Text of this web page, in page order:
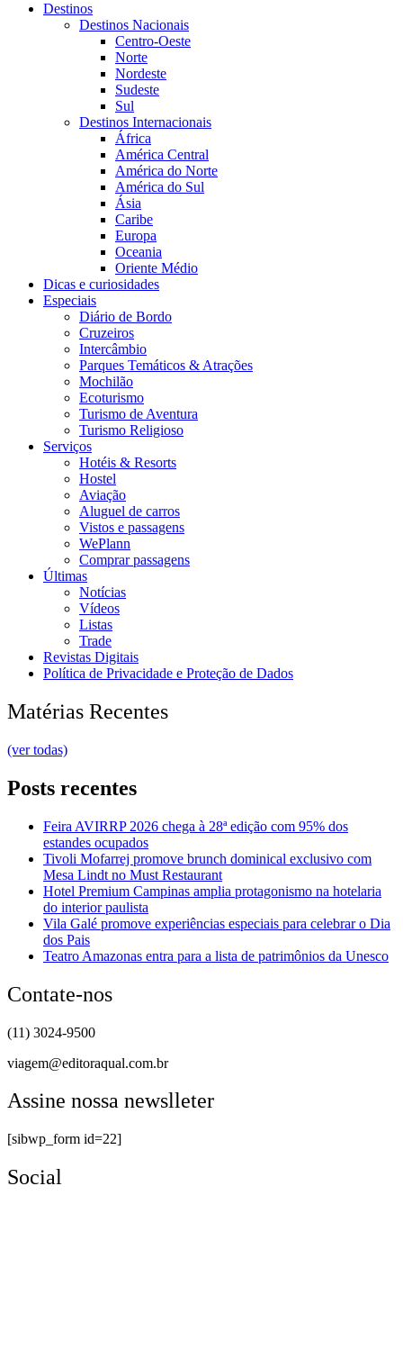
Destinos
Destinos Nacionais
Centro-Oeste
Norte
Nordeste
Sudeste
Sul
Destinos Internacionais
África
América Central
América do Norte
América do Sul
Ásia
Caribe
Europa
Oceania
Oriente Médio
Dicas e curiosidades
Especiais
Diário de Bordo
Cruzeiros
Intercâmbio
Parques Temáticos & Atrações
Mochilão
Ecoturismo
Turismo de Aventura
Turismo Religioso
Serviços
Hotéis & Resorts
Hostel
Aviação
Aluguel de carros
Vistos e passagens
WePlann
Comprar passagens
Últimas
Notícias
Vídeos
Listas
Trade
Revistas Digitais
Política de Privacidade e Proteção de Dados
Matérias Recentes
(ver todas)
Posts recentes
Feira AVIRRP 2026 chega à 28ª edição com 95% dos
estandes ocupados
Tivoli Mofarrej promove brunch dominical exclusivo com
Mesa Lindt no Must Restaurant
Hotel Premium Campinas amplia protagonismo na hotelaria
do interior paulista
Vila Galé promove experiências especiais para celebrar o Dia
dos Pais
Teatro Amazonas entra para a lista de patrimônios da Unesco
Contate-nos
(11) 3024-9500
viagem@editoraqual.com.br
Assine nossa newslleter
[sibwp_form id=22]
Social